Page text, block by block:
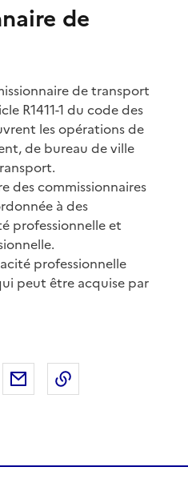
de
de transport
R1411-1 du code des
les opérations de
de bureau de ville
des commissionnaires
à des
professionnelle et
professionnelle
peut être acquise par
X
Partager sur LinkedIn
Partager par email